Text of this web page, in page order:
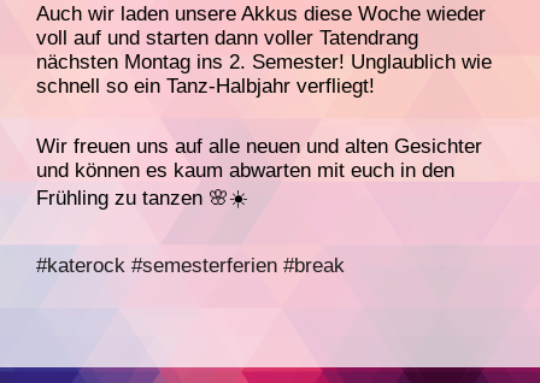
Auch wir laden unsere Akkus diese Woche wieder
voll auf und starten dann voller Tatendrang
nächsten Montag ins 2. Semester! Unglaublich wie
schnell so ein Tanz-Halbjahr verfliegt!
Wir freuen uns auf alle neuen und alten Gesichter
und können es kaum abwarten mit euch in den
Frühling zu tanzen 🌸☀️
#katerock #semesterferien #break